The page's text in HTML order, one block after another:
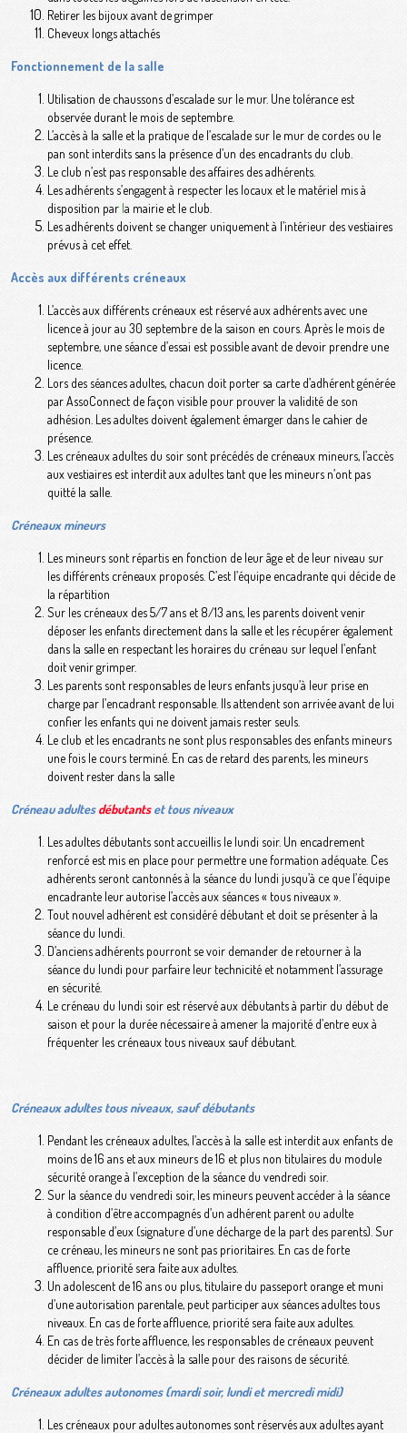
Retirer les bijoux avant de grimper
Cheveux longs attachés
Fonctionnement de la salle
Utilisation de chaussons d’escalade sur le mur. Une tolérance est
observée durant le mois de septembre.
L’accès à la salle et la pratique de l’escalade sur le mur de cordes ou le
pan sont interdits sans la présence d’un des encadrants du club.
Le club n’est pas responsable des affaires des adhérents.
Les adhérents s’engagent à respecter les locaux et le matériel mis à
disposition par la mairie et le club.
Les adhérents doivent se changer uniquement à l’intérieur des vestiaires
prévus à cet effet.
Accès aux différents créneaux
L’accès aux différents créneaux est réservé aux adhérents avec une
licence à jour au 30 septembre de la saison en cours. Après le mois de
septembre, une séance d’essai est possible avant de devoir prendre une
licence.
Lors des séances adultes, chacun doit porter sa carte d’adhérent générée
par AssoConnect de façon visible pour prouver la validité de son
adhésion. Les adultes doivent également émarger dans le cahier de
présence.
Les créneaux adultes du soir sont précédés de créneaux mineurs, l’accès
aux vestiaires est interdit aux adultes tant que les mineurs n’ont pas
quitté la salle.
Créneaux mineurs
Les mineurs sont répartis en fonction de leur âge et de leur niveau sur
les différents créneaux proposés. C’est l’équipe encadrante qui décide de
la répartition
Sur les créneaux des 5/7 ans et 8/13 ans, les parents doivent venir
déposer les enfants directement dans la salle et les récupérer également
dans la salle en respectant les horaires du créneau sur lequel l’enfant
doit venir grimper.
Les parents sont responsables de leurs enfants jusqu’à leur prise en
charge par l’encadrant responsable. Ils attendent son arrivée avant de lui
confier les enfants qui ne doivent jamais rester seuls.
Le club et les encadrants ne sont plus responsables des enfants mineurs
une fois le cours terminé. En cas de retard des parents, les mineurs
doivent rester dans la salle
Créneau adultesdébutantset tous niveaux
Les adultes débutants sont accueillis le lundi soir. Un encadrement
renforcé est mis en place pour permettre une formation adéquate. Ces
adhérents seront cantonnés à la séance du lundi jusqu’à ce que l’équipe
encadrante leur autorise l’accès aux séances « tous niveaux ».
Tout nouvel adhérent est considéré débutant et doit se présenter à la
séance du lundi.
D’anciens adhérents pourront se voir demander de retourner à la
séance du lundi pour parfaire leur technicité et notamment l’assurage
en sécurité.
Le créneau du lundi soir est réservé aux débutants à partir du début de
saison et pour la durée nécessaire à amener la majorité d’entre eux à
fréquenter les créneaux tous niveaux sauf débutant
Créneaux adultes tous niveaux, sauf débutants
Pendant les créneaux adultes, l’accès à la salle est interdit aux enfants de
moins de 16 ans et aux mineurs de 16 et plus non titulaires du module
sécurité orange à l’exception de la séance du vendredi soir.
Sur la séance du vendredi soir, les mineurs peuvent accéder à la séance
à condition d’être accompagnés d’un adhérent parent ou adulte
responsable d’eux (signature d’une décharge de la part des parents). Sur
ce créneau, les mineurs ne sont pas prioritaires. En cas de forte
affluence, priorité sera faite aux adultes.
Un adolescent de 16 ans ou plus, titulaire du passeport orange et muni
d’une autorisation parentale, peut participer aux séances adultes tous
niveaux. En cas de forte affluence, priorité sera faite aux adultes.
En cas de très forte affluence, les responsables de créneaux peuvent
décider de limiter l’accès à la salle pour des raisons de sécurité.
Créneaux adultes autonomes (mardi soir, lundi et mercredi midi)
Les créneaux pour adultes autonomes sont réservés aux adultes ayant